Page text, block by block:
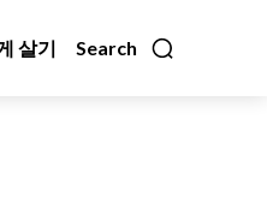
Search
살기